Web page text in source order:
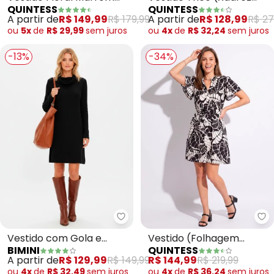
em Tecido Fluido
QUINTESS
A partir deR$ 149,99R$ 179,99
ou 5xde R$ 29,99sem juros
Preto) com Gola
QUINTESS
A partir deR$ 128,99R$
ou 4xde R$ 32,24 sem juros
-13%
Bimini - Vestido com Gola e
Vestido com Gola e
Mangas Longas (Preto)
BIMINI
A partir deR$ 129,99R$ 149,99
-34%
Vestido (Folhagem
Preta) em Crepe Plano
QUINTESS
R$ 144,99R$ 219,99